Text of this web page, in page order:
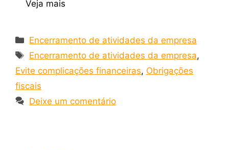
Veja mais
Encerramento de atividades da empresa
Encerramento de atividades da empresa,
Evite complicações financeiras, Obrigações
fiscais
Deixe um comentário